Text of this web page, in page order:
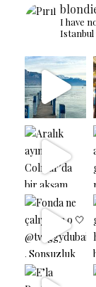
I have
Istanbul